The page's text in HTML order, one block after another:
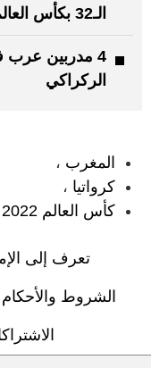
الـ32 بكأس العالم 2026
الركراكي
المغرب ،
كرواتيا ،
كأس العالم 2022
تعرف إلى
الشروط والأحكام